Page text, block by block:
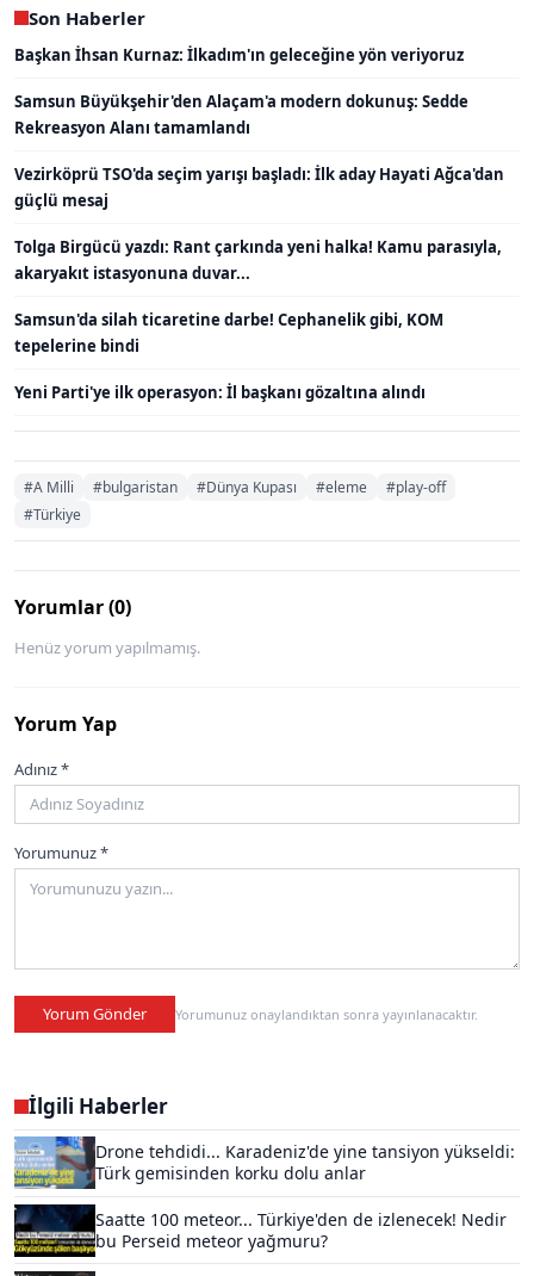
Son Haberler
Başkan İhsan Kurnaz: İlkadım'ın geleceğine yön veriyoruz
Samsun Büyükşehir'den Alaçam'a modern dokunuş: Sedde
Rekreasyon Alanı tamamlandı
Vezirköprü TSO'da seçim yarışı başladı: İlk aday Hayati Ağca'dan
güçlü mesaj
Tolga Birgücü yazdı: Rant çarkında yeni halka! Kamu parasıyla,
akaryakıt istasyonuna duvar...
Samsun'da silah ticaretine darbe! Cephanelik gibi, KOM
tepelerine bindi
Yeni Parti'ye ilk operasyon: İl başkanı gözaltına alındı
#A Milli #bulgaristan #Dünya Kupası #eleme
#play-off
#Türkiye
Yorumlar (0)
Henüz yorum yapılmamış.
Yorum Yap
Adınız *
Yorumunuz *
Yorum Gönder Yorumunuz onaylandıktan sonra yayınlanacaktır.
İlgili Haberler
Drone tehdidi... Karadeniz'de yine tansiyon yükseldi:
Türk gemisinden korku dolu anlar
Saatte 100 meteor... Türkiye'den de izlenecek! Nedir
bu Perseid meteor yağmuru?